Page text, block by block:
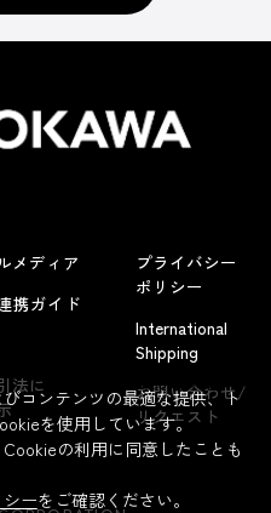
よくあるお問い合わせ
メディア
携ガイド
法に
プライバシー
ポリシー
International
Shipping
お問い合わせ/
リクエスト
コンテンツの最適な提供、ト
を使用しています。
の利用に同意したことも
ーをご確認ください。